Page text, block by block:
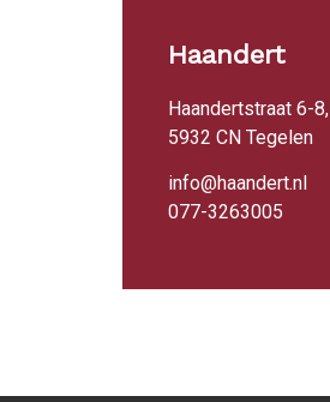
Haandert
Haandertstraat 6-8,
5932 CN Tegelen
info@haandert.nl
077-3263005